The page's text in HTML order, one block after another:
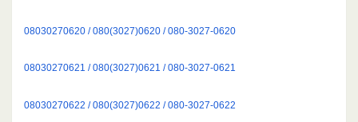
08030270620 / 080(3027)0620 / 080-3027-0620
08030270621 / 080(3027)0621 / 080-3027-0621
08030270622 / 080(3027)0622 / 080-3027-0622